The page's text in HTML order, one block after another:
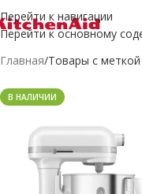
Перейти к навигации
Перейти к основному
Главная Товары с меткой
В НАЛИЧИИ